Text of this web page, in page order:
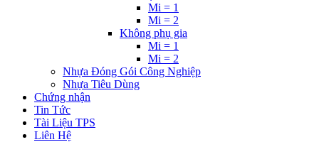
Mi = 1
Mi = 2
Không phụ gia
Mi = 1
Mi = 2
Nhựa Đóng Gói Công Nghiệp
Nhựa Tiêu Dùng
Chứng nhận
Tin Tức
Tài Liệu TPS
Liên Hệ